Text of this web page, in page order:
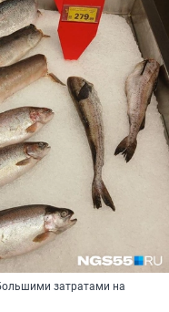
затратами на